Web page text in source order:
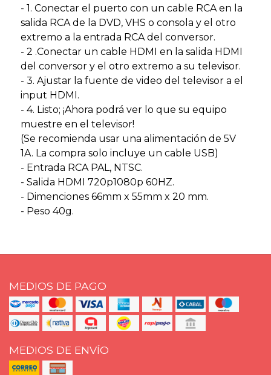
- 1. Conectar el puerto con un cable RCA en la
salida RCA de la DVD, VHS o consola y el otro
extremo a la entrada RCA del conversor.
- 2 .Conectar un cable HDMI en la salida HDMI
del conversor y el otro extremo a su televisor.
- 3. Ajustar la fuente de video del televisor a el
input HDMI.
- 4. Listo; ¡Ahora podrá ver lo que su equipo
muestre en el televisor!
(Se recomienda usar una alimentación de 5V
1A. La compra solo incluye un cable USB)
- Entrada RCA PAL, NTSC.
- Salida HDMI 720p1080p 60HZ.
- Dimenciones 66mm x 55mm x 20 mm.
- Peso 40g.
MEDIOS DE PAGO
MEDIOS DE ENVÍO